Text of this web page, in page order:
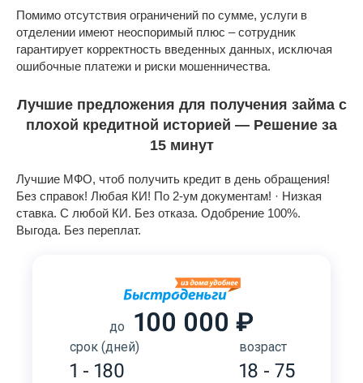
Помимо отсутствия ограничений по сумме, услуги в
отделении имеют неоспоримый плюс – сотрудник
гарантирует корректность введенных данных, исключая
ошибочные платежи и риски мошенничества.
Лучшие предложения для получения займа с
плохой кредитной историей — Решение за
15 минут
Лучшие МФО, чтоб получить кредит в день обращения!
Без справок! Любая КИ! По 2-ум документам! · Низкая
ставка. С любой КИ. Без отказа. Одобрение 100%.
Выгода. Без переплат.
до 100 000 ₽
срок (дней)
1 - 180
возраст
18 - 75